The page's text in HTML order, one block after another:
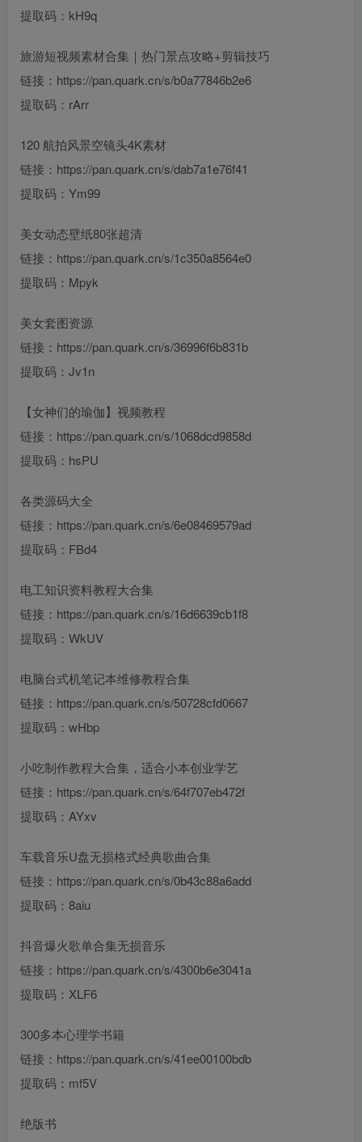
提取码：kH9q
旅游短视频素材合集｜热门景点攻略+剪辑技巧
链接：https://pan.quark.cn/s/b0a77846b2e6
提取码：rArr
120 航拍风景空镜头4K素材
链接：https://pan.quark.cn/s/dab7a1e76f41
提取码：Ym99
美女动态壁纸80张超清
链接：https://pan.quark.cn/s/1c350a8564e0
提取码：Mpyk
美女套图资源
链接：https://pan.quark.cn/s/36996f6b831b
提取码：Jv1n
【女神们的瑜伽】视频教程
链接：https://pan.quark.cn/s/1068dcd9858d
提取码：hsPU
各类源码大全
链接：https://pan.quark.cn/s/6e08469579ad
提取码：FBd4
电工知识资料教程大合集
链接：https://pan.quark.cn/s/16d6639cb1f8
提取码：WkUV
电脑台式机笔记本维修教程合集
链接：https://pan.quark.cn/s/50728cfd0667
提取码：wHbp
小吃制作教程大合集，适合小本创业学艺
链接：https://pan.quark.cn/s/64f707eb472f
提取码：AYxv
车载音乐U盘无损格式经典歌曲合集
链接：https://pan.quark.cn/s/0b43c88a6add
提取码：8aiu
抖音爆火歌单合集无损音乐
链接：https://pan.quark.cn/s/4300b6e3041a
提取码：XLF6
300多本心理学书籍
链接：https://pan.quark.cn/s/41ee00100bdb
提取码：mf5V
绝版书